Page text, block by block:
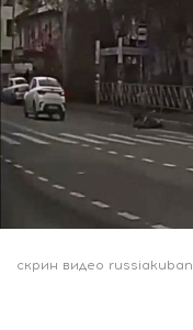
скрин видео russiakuban